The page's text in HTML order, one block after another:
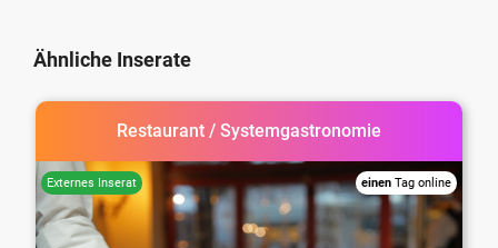
Ähnliche Inserate
Restaurant / Systemgastronomie
einen Tag online